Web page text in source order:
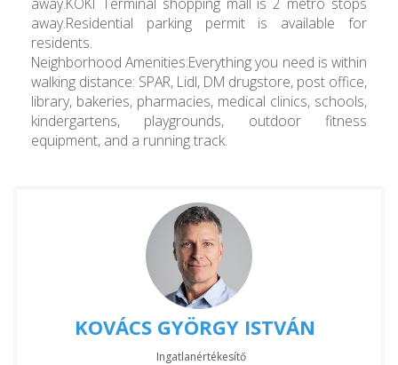
away.Residential parking permit is available for
residents.
Neighborhood Amenities:Everything you need is within
walking distance: SPAR, Lidl, DM drugstore, post office,
library, bakeries, pharmacies, medical clinics, schools,
kindergartens, playgrounds, outdoor fitness
equipment, and a running track.
KOVÁCS GYÖRGY ISTVÁN
Ingatlanértékesítő